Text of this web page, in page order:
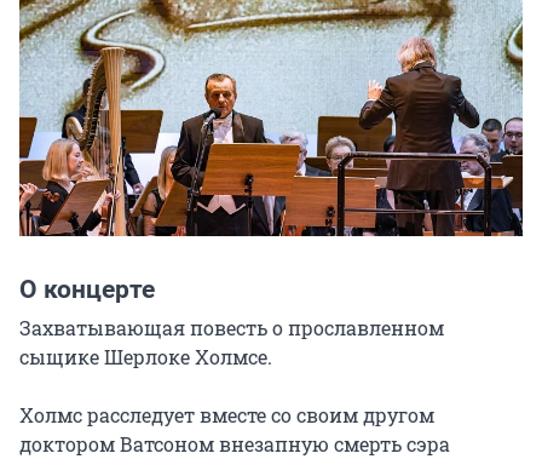
О концерте
Захватывающая повесть о прославленном
сыщике Шерлоке Холмсе.
Холмс расследует вместе со своим другом
доктором Ватсоном внезапную смерть сэра